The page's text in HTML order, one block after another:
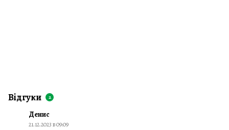
Відгуки 2
Денис
21.12.2023 в 09:09